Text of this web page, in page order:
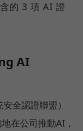
的 3 項 AI 證
AI
全認證聯盟）
在公司推動AI，